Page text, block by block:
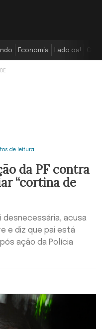
Economia Lado oa!
de leitura
da PF contra
“cortina de
desnecessária, acusa
e diz que pai está
ação da Polícia